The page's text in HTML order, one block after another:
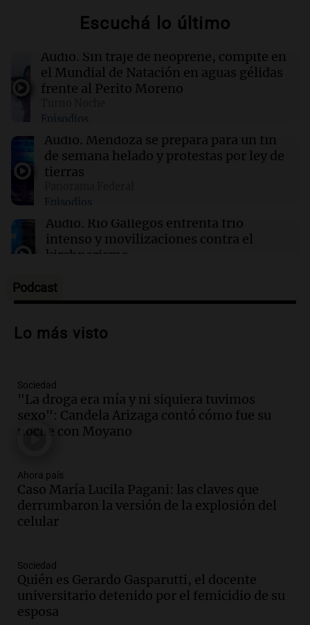
23:19 Espectáculos
Emotivo adiós en Gran Hermano: Juani
abandona por la salud de su madre
23:08 Mundo
Intensas tormentas de arena impactan
Phoenix en dos ocasiones durante la misma
semana
23:02 Política y Economía
Incidentes frente al Congreso: 12 detenidos y
dos heridos tras la marcha
Escuchá lo último
Audio. Sin traje de neoprene, compite en
el Mundial de Natación en aguas gélidas
frente al Perito Moreno
Episodios
Audio. Mendoza se prepara para un fin
de semana helado y protestas por ley de
tierras
Episodios
Audio. Río Gallegos enfrenta frío
intenso y movilizaciones contra el
kirchnerismo
Episodios
Audio.Debate en el Senado sobre
la soberanía digital en Argentina
Audio.
Mendoza se prepara para un fin
de semana helado y ciudadanos
marchan contra reforma de tierras
Panorama Federal
Audio.
El "Mono" de Kapanga
adelantó su show en Rosario.
Viva la Radio Rosario
Episodios
en suspenso a hombre por simular robo
de recaudación en San Luis
Panorama Federal
Episodios
Podcast
Lo más visto
Sociedad
"La droga era mía y ni siquiera tuvimos
sexo": Candela Arizaga contó cómo fue su
noche con Moyano
Ahora país
Caso María Lucila Pagani: las claves que
derrumbaron la versión de la explosión del
celular
Sociedad
Quién es Gerardo Gasparutti, el docente
universitario detenido por el femicidio de su
esposa